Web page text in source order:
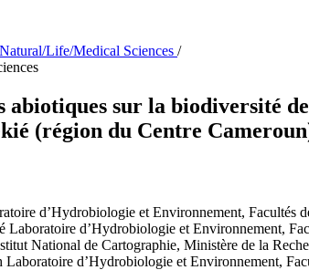
Life/Medical Sciences /
abiotiques sur la biodiversité
(région du Centre
d’Hydrobiologie et Environnement, Facultés
Laboratoire d’Hydrobiologie et Environnement,
National de Cartographie, Ministère de la
Laboratoire d’Hydrobiologie et Environnement,